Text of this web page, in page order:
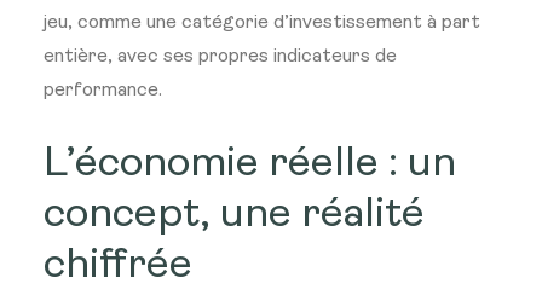
jeu, comme une catégorie d’investissement à part
entière, avec ses propres indicateurs de
performance.
L’économie réelle : un
concept, une réalité
chiffrée